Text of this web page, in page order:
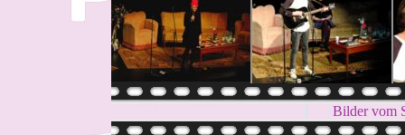
Bilder vom